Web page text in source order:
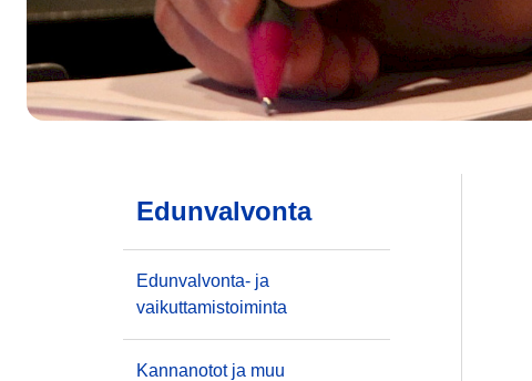
Edunvalvonta
Edunvalvonta- ja
vaikuttamistoiminta
Kannanotot ja muu